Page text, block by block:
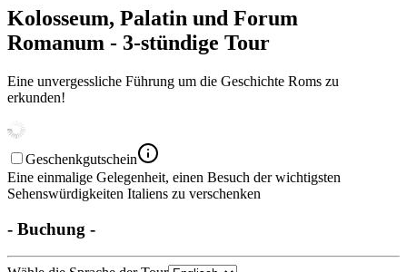
Kolosseum, Palatin und Forum
Romanum - 3-stündige Tour
Eine unvergessliche Führung um die Geschichte Roms zu
erkunden!
Geschenkgutschein
Eine einmalige Gelegenheit, einen Besuch der wichtigsten
Sehenswürdigkeiten Italiens zu verschenken
- Buchung -